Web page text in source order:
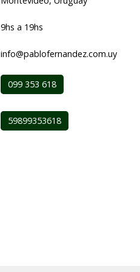
9hs a 19hs
info@pablofernandez.com.uy
099 353 618
59899353618